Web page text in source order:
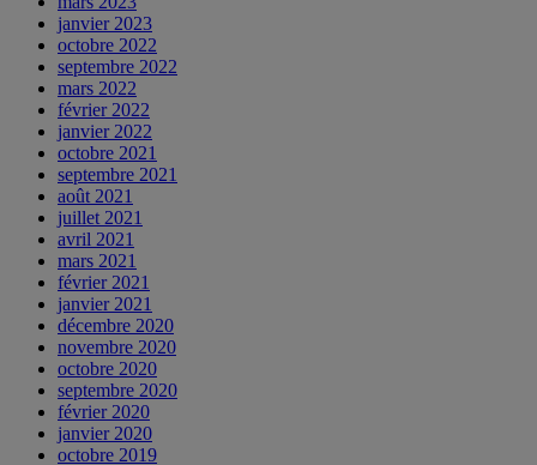
janvier 2023
octobre 2022
septembre 2022
mars 2022
février 2022
janvier 2022
octobre 2021
septembre 2021
août 2021
juillet 2021
avril 2021
mars 2021
février 2021
janvier 2021
décembre 2020
novembre 2020
octobre 2020
septembre 2020
février 2020
janvier 2020
octobre 2019